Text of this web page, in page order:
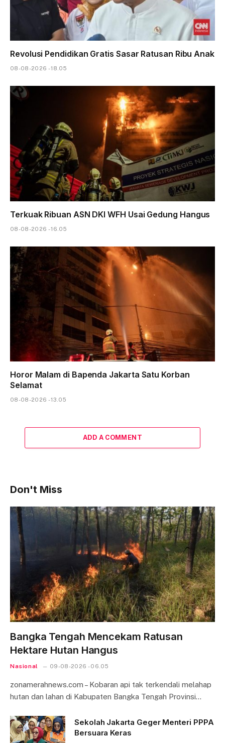
Revolusi Pendidikan Gratis Sasar Ratusan Ribu Anak
08-08-2026 - 18.05
Terkuak Ribuan ASN DKI WFH Usai Gedung Hangus
08-08-2026 - 16.05
Horor Malam di Bapenda Jakarta Satu Korban
Selamat
08-08-2026 - 13.05
ADD A COMMENT
Don't Miss
Bangka Tengah Mencekam Ratusan
Hektare Hutan Hangus
Nasional 09-08-2026 - 06.05
zonamerahnews.com – Kobaran api tak terkendali melahap
hutan dan lahan di Kabupaten Bangka Tengah Provinsi…
Sekolah Jakarta Geger Menteri PPPA
Bersuara Keras